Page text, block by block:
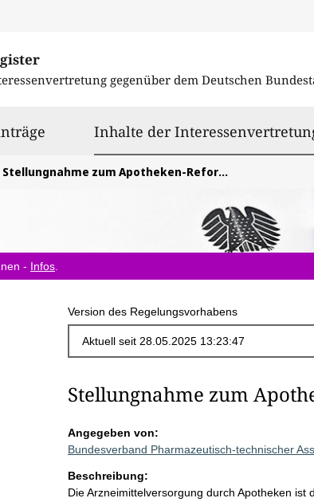
gegenüber dem Deutschen
Inhalte der
Stellungnahme zum Apotheken-Reformgesetz-ApoRG
- Infos
Version des Regelungsvorhabens
Stellungnahme zum
Angegeben von:
Bundesverband Pharmazeutisch-technischer
Beschreibung:
Die Arzneimittelversorgung durch Apotheken